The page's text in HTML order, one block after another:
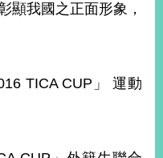
顯我國之正面形象，
TICA CUP」 運動